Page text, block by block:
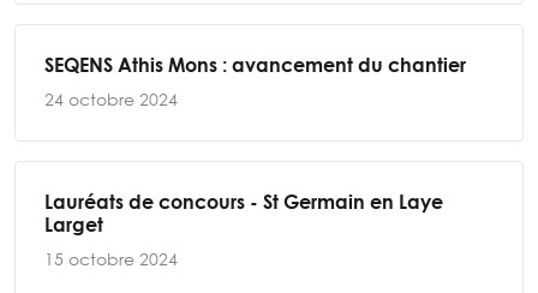
SEQENS Athis Mons : avancement du chantier
24 octobre 2024
Lauréats de concours - St Germain en Laye
Larget
15 octobre 2024